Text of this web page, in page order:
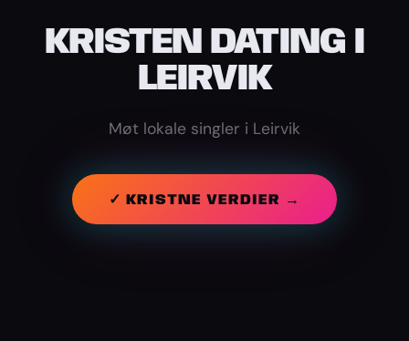
KRISTEN DATING I
LEIRVIK
Møt lokale singler i Leirvik
✓ KRISTNE VERDIER →